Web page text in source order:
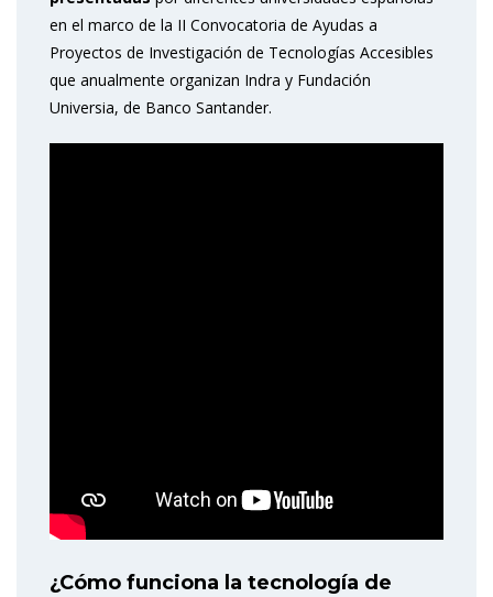
en el marco de la II Convocatoria de Ayudas a
Proyectos de Investigación de Tecnologías Accesibles
que anualmente organizan Indra y Fundación
Universia, de Banco Santander.
¿Cómo funciona la tecnología de